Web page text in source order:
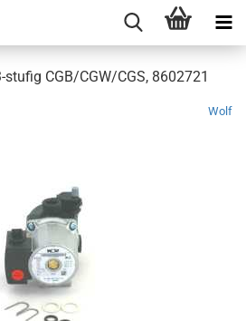
CGB/CGW/CGS, 8602721
Wolf